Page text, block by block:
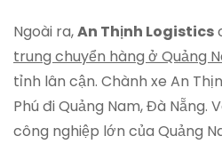
Ngoài ra,An Thịnh Logistics
trung chuyển hàng ở Quảng
tỉnh lân cận. Chành xe An
Phú đi Quảng Nam, Đà Nẵng.
công nghiệp lớn của Quảng